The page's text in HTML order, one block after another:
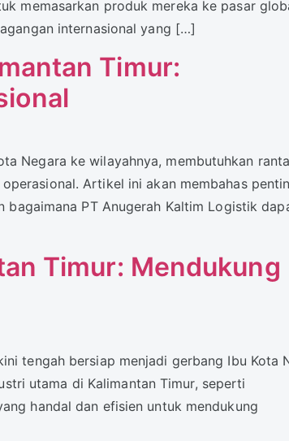
memasarkan produk mereka ke pasar
internasional yang […]
Timur:
Negara ke wilayahnya, membutuhkan
Artikel ini akan membahas
PT Anugerah Kaltim Logistik
Timur: Mendukung
tengah bersiap menjadi gerbang Ibu Kota
utama di Kalimantan Timur, seperti
handal dan efisien untuk mendukung